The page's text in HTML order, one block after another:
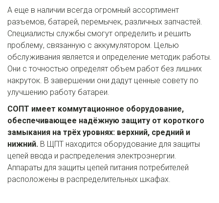
А еще в наличии всегда огромный ассортимент
разъемов, батарей, перемычек, различных запчастей.
Специалисты службы смогут определить и решить
проблему, связанную с аккумулятором. Целью
обслуживания является и определение методик работы.
Они с точностью определят объем работ без лишних
накруток. В завершении они дадут ценные совету по
улучшению работу батареи.
СОПТ имеет коммутационное оборудование,
обеспечивающее надёжную защиту от короткого
замыкания на трёх уровнях: верхний, средний и
нижний. В ЩПТ находится оборудование для защиты
цепей ввода и распределения электроэнергии.
Аппараты для защиты цепей питания потребителей
расположены в распределительных шкафах.